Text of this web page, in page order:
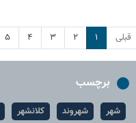
قبلی ۱ ۲ ۳ ۴ ۵
برچسب
شهر شهروند کلانشهر